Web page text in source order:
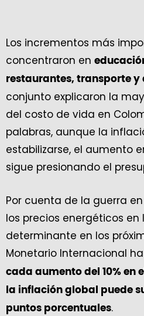
Los incrementos más
concentraron en
restaurantes, transporte
conjunto explicaron la
del costo de vida en
palabras, aunque la
estabilizarse, el aumento
sigue presionando el
Por cuenta de la guerra
los precios energéticos
determinante en los
Monetario Internacional
cada aumento del 10% en
la inflación global puede
puntos porcentuales.